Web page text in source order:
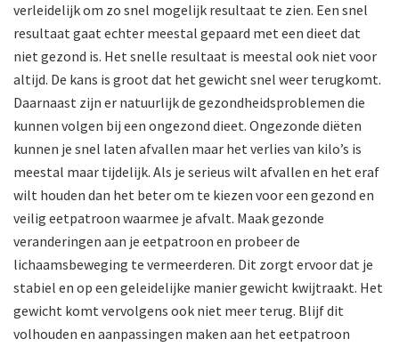
verleidelijk om zo snel mogelijk resultaat te zien. Een snel
resultaat gaat echter meestal gepaard met een dieet dat
niet gezond is. Het snelle resultaat is meestal ook niet voor
altijd. De kans is groot dat het gewicht snel weer terugkomt.
Daarnaast zijn er natuurlijk de gezondheidsproblemen die
kunnen volgen bij een ongezond dieet. Ongezonde diëten
kunnen je snel laten afvallen maar het verlies van kilo’s is
meestal maar tijdelijk. Als je serieus wilt afvallen en het eraf
wilt houden dan het beter om te kiezen voor een gezond en
veilig eetpatroon waarmee je afvalt. Maak gezonde
veranderingen aan je eetpatroon en probeer de
lichaamsbeweging te vermeerderen. Dit zorgt ervoor dat je
stabiel en op een geleidelijke manier gewicht kwijtraakt. Het
gewicht komt vervolgens ook niet meer terug. Blijf dit
volhouden en aanpassingen maken aan het eetpatroon